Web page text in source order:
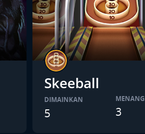
Skeeball
DIMAINKAN
5
MENANG
3